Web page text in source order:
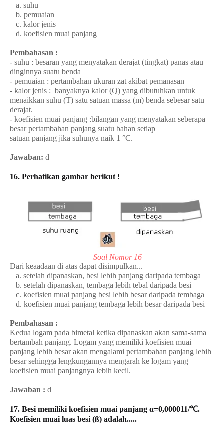
a. suhu
b. pemuaian
c. kalor jenis
d. koefisien muai panjang
Pembahasan :
- suhu : besaran yang menyatakan derajat (tingkat) panas atau
dinginnya suatu benda
- pemuaian : pertambahan ukuran zat akibat pemanasan
- kalor jenis : banyaknya kalor (Q) yang dibutuhkan untuk
menaikkan suhu (T) satu satuan massa (m) benda sebesar satu
derajat.
- koefisien muai panjang :bilangan yang menyatakan seberapa
besar pertambahan panjang suatu bahan setiap
satuan panjang jika suhunya naik 1 °C.
Jawaban: d
16. Perhatikan gambar berikut !
Soal Nomor 16
Dari keaadaan di atas dapat disimpulkan...
a. setelah dipanaskan, besi lebih panjang daripada tembaga
b. setelah dipanaskan, tembaga lebih tebal daripada besi
c. koefisien muai panjang besi lebih besar daripada tembaga
d. koefisien muai panjang tembaga lebih besar daripada besi
Pembahasan :
Kedua logam pada bimetal ketika dipanaskan akan sama-sama
bertambah panjang. Logam yang memiliki koefisien muai
panjang lebih besar akan mengalami pertambahan panjang lebih
besar sehingga lengkungannya mengarah ke logam yang
koefisien muai panjangnya lebih kecil.
Jawaban : d
17. Besi memiliki koefisien muai panjang α=0,000011/℃.
Koefisien muai luas besi (ß) adalah.....